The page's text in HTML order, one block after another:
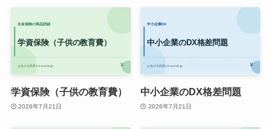
学資保険（子供の教育費）
2026年7月21日
中小企業のDX格差問題
2026年7月21日